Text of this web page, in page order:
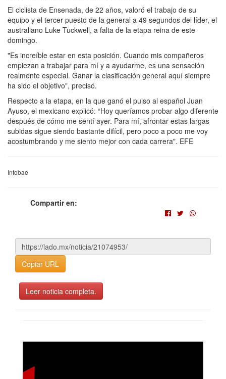
El ciclista de Ensenada, de 22 años, valoró el trabajo de su
equipo y el tercer puesto de la general a 49 segundos del líder, el
australiano Luke Tuckwell, a falta de la etapa reina de este
domingo.
"Es increíble estar en esta posición. Cuando mis compañeros
empiezan a trabajar para mí y a ayudarme, es una sensación
realmente especial. Ganar la clasificación general aquí siempre
ha sido el objetivo", precisó.
Respecto a la etapa, en la que ganó el pulso al español Juan
Ayuso, el mexicano explicó: “Hoy queríamos probar algo diferente
después de cómo me sentí ayer. Para mí, afrontar estas largas
subidas sigue siendo bastante difícil, pero poco a poco me voy
acostumbrando y me siento mejor con cada carrera". EFE
Infobae
Compartir en:
Copiar URL
Leer noticia completa.